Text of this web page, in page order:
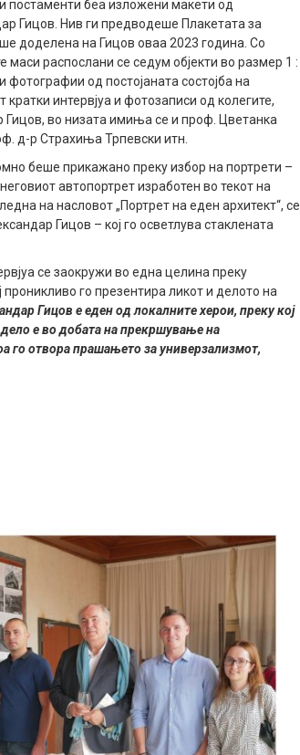
постаменти беа изложени макети од
Гицов. Нив ги предводеше Плакетата за
доделена на Гицов оваа 2023 година. Со
маси распослани се седум објекти во размер 1 :
од постојаната состојба на
интервјуа и фотозаписи од колегите,
Гицов, во низата имиња се и проф. Цветанка
д-р Страхиња Трпевски итн.
беше прикажано преку избор на портрети –
автопортрет изработен во текот на
на насловот „Портрет на еден архитект“, се
Гицов – кој го осветлува стаклената
се заокружи во една целина преку
го презентира ликот и делото на
Гицов е еден од локалните херои, преку кој
е во добата на прекршување на
го отвора прашањето за универзализмот,